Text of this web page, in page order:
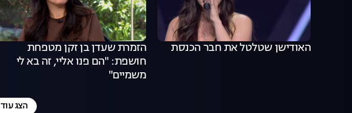
האודישן שטלטל את חבר הכנסת
הזמרת שעדן בן זקן מטפחת
חושפת: "הם פנו אליי, זה בא לי
משמיים"
הצג עוד